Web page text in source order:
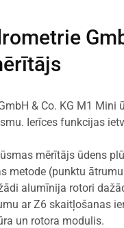
& Co. KG M1
Ierīces funkcijas
mērītājs ūdens
metode (punktu
alumīnija rotori
ar Z6 skaitļošanas
un rotora modulis.